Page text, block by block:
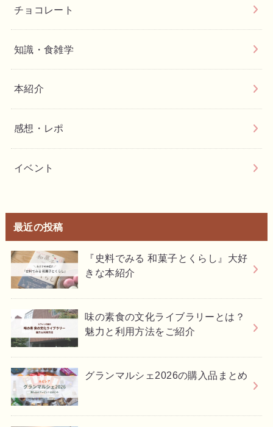
チョコレート
知識・食雑学
本紹介
感想・レポ
イベント
最近の投稿
『史料でみる 和菓子とくらし』大好
きな本紹介
味の素食の文化ライブラリーとは？
魅力と利用方法をご紹介
グランマルシェ2026の購入品まとめ